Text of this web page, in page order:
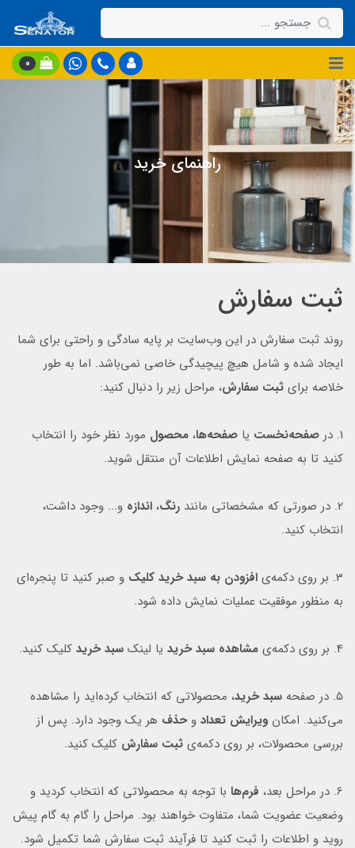
0
راهنمای خرید
ثبت سفارش
روند ثبت سفارش در این وب‌سایت بر پایه سادگی و راحتی برای شما
ایجاد شده و شامل هیچ پیچیدگی خاصی نمی‌باشد. اما به طور
خلاصه برای ثبت سفارش، مراحل زیر را دنبال کنید:
1. در صفحه‌نخست یا صفحه‌ها، محصول مورد نظر خود را انتخاب
کنید تا به صفحه نمایش اطلاعات آن منتقل شوید.
2. در صورتی که مشخصاتی مانند رنگ، اندازه و... وجود داشت،
انتخاب کنید.
3. بر روی دکمه‌ی افزودن به سبد خرید کلیک و صبر کنید تا پنجره‌ای
به منظور موفقیت عملیات نمایش داده شود.
4. بر روی دکمه‌ی مشاهده سبد خرید یا لینک سبد خرید کلیک کنید.
5. در صفحه سبد خرید، محصولاتی که انتخاب کرده‌اید را مشاهده
می‌کنید. امکان ویرایش تعداد وحذف هر یک وجود دارد. پس از
بررسی محصولات، بر روی دکمه‌ی ثبت سفارش کلیک کنید.
6. در مراحل بعد، فرم‌ها با توجه به محصولاتی که انتخاب کردید و
وضعیت عضویت شما، متفاوت خواهند بود. مراحل را گام به گام پیش
روید و اطلاعات را ثبت کنید تا فرآیند ثبت سفارش شما تکمیل شود.